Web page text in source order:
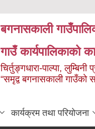
बगनासकाली
गाउँ कार्यपालिकाको
चिर्तुङ्गधारा-पाल्पा,
“समृद्व बगनासकाली गाउँको
कार्यक्रम तथा परियोजना